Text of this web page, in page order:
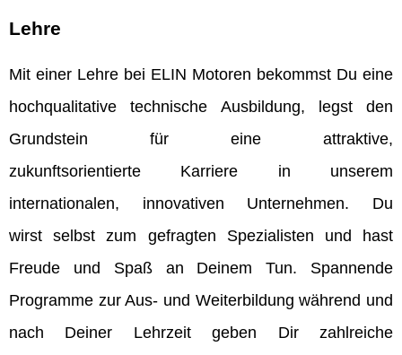
Lehre
Mit einer Lehre bei ELIN Motoren bekommst Du eine
hochqualitative technische Ausbildung, legst den
Grundstein für eine attraktive,
zukunftsorientierte Karriere in unserem
internationalen, innovativen Unternehmen. Du
wirst selbst zum gefragten Spezialisten und hast
Freude und Spaß an Deinem Tun. Spannende
Programme zur Aus- und Weiterbildung während und
nach Deiner Lehrzeit geben Dir zahlreiche